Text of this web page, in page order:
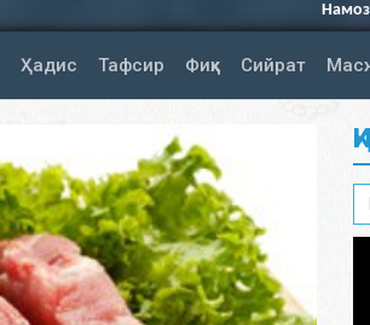
Намозни тўлиқ адо
Ҳадис Тафсир Фиқҳ Сийрат